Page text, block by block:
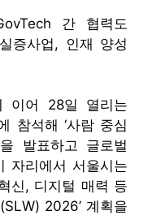
간 협력도
증사업, 인재 양성
이어 28일 열리는
참석해 ‘사람 중심
발표하고 글로벌
자리에서 서울시는
신, 디지털 매력 등
2026’ 계획을